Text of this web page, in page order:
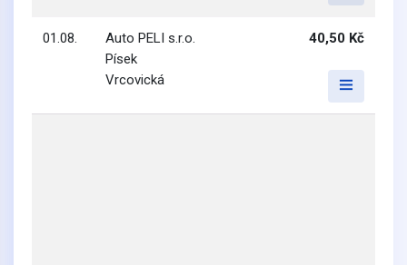
01.08.
Auto PELI s.r.o.
Písek
Vrcovická
40,50 Kč